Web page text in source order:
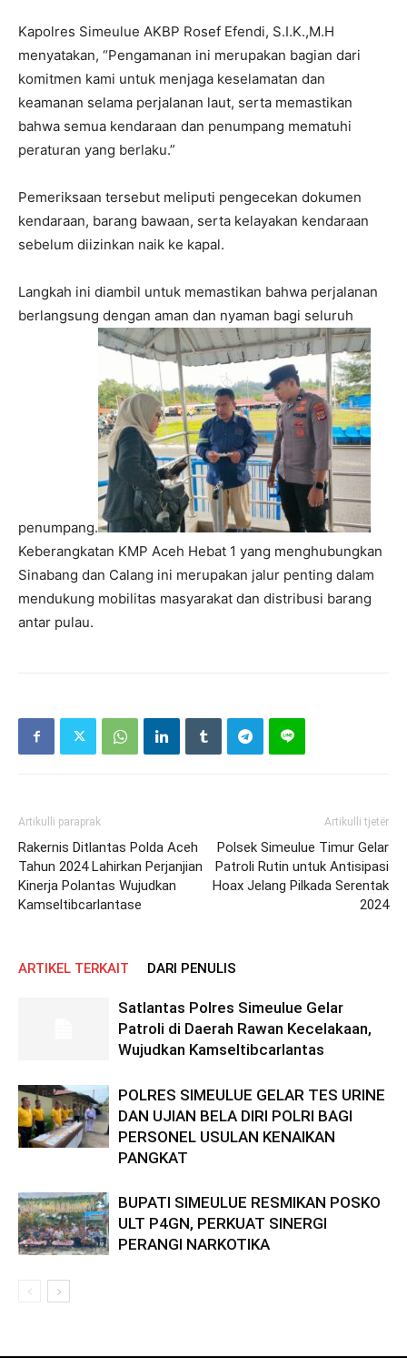
Kapolres Simeulue AKBP Rosef Efendi, S.I.K.,M.H
menyatakan, “Pengamanan ini merupakan bagian dari
komitmen kami untuk menjaga keselamatan dan
keamanan selama perjalanan laut, serta memastikan
bahwa semua kendaraan dan penumpang mematuhi
peraturan yang berlaku.”
Pemeriksaan tersebut meliputi pengecekan dokumen
kendaraan, barang bawaan, serta kelayakan kendaraan
sebelum diizinkan naik ke kapal.
Langkah ini diambil untuk memastikan bahwa perjalanan
berlangsung dengan aman dan nyaman bagi seluruh
penumpang.
Keberangkatan KMP Aceh Hebat 1 yang menghubungkan
Sinabang dan Calang ini merupakan jalur penting dalam
mendukung mobilitas masyarakat dan distribusi barang
antar pulau.
Artikulli paraprak
Rakernis Ditlantas Polda Aceh
Tahun 2024 Lahirkan Perjanjian
Kinerja Polantas Wujudkan
Kamseltibcarlantase
Artikulli tjetër
Polsek Simeulue Timur Gelar
Patroli Rutin untuk Antisipasi
Hoax Jelang Pilkada Serentak
2024
ARTIKEL TERKAIT DARI PENULIS
Satlantas Polres Simeulue Gelar
Patroli di Daerah Rawan Kecelakaan,
Wujudkan Kamseltibcarlantas
POLRES SIMEULUE GELAR TES URINE
DAN UJIAN BELA DIRI POLRI BAGI
PERSONEL USULAN KENAIKAN
PANGKAT
BUPATI SIMEULUE RESMIKAN POSKO
ULT P4GN, PERKUAT SINERGI
PERANGI NARKOTIKA